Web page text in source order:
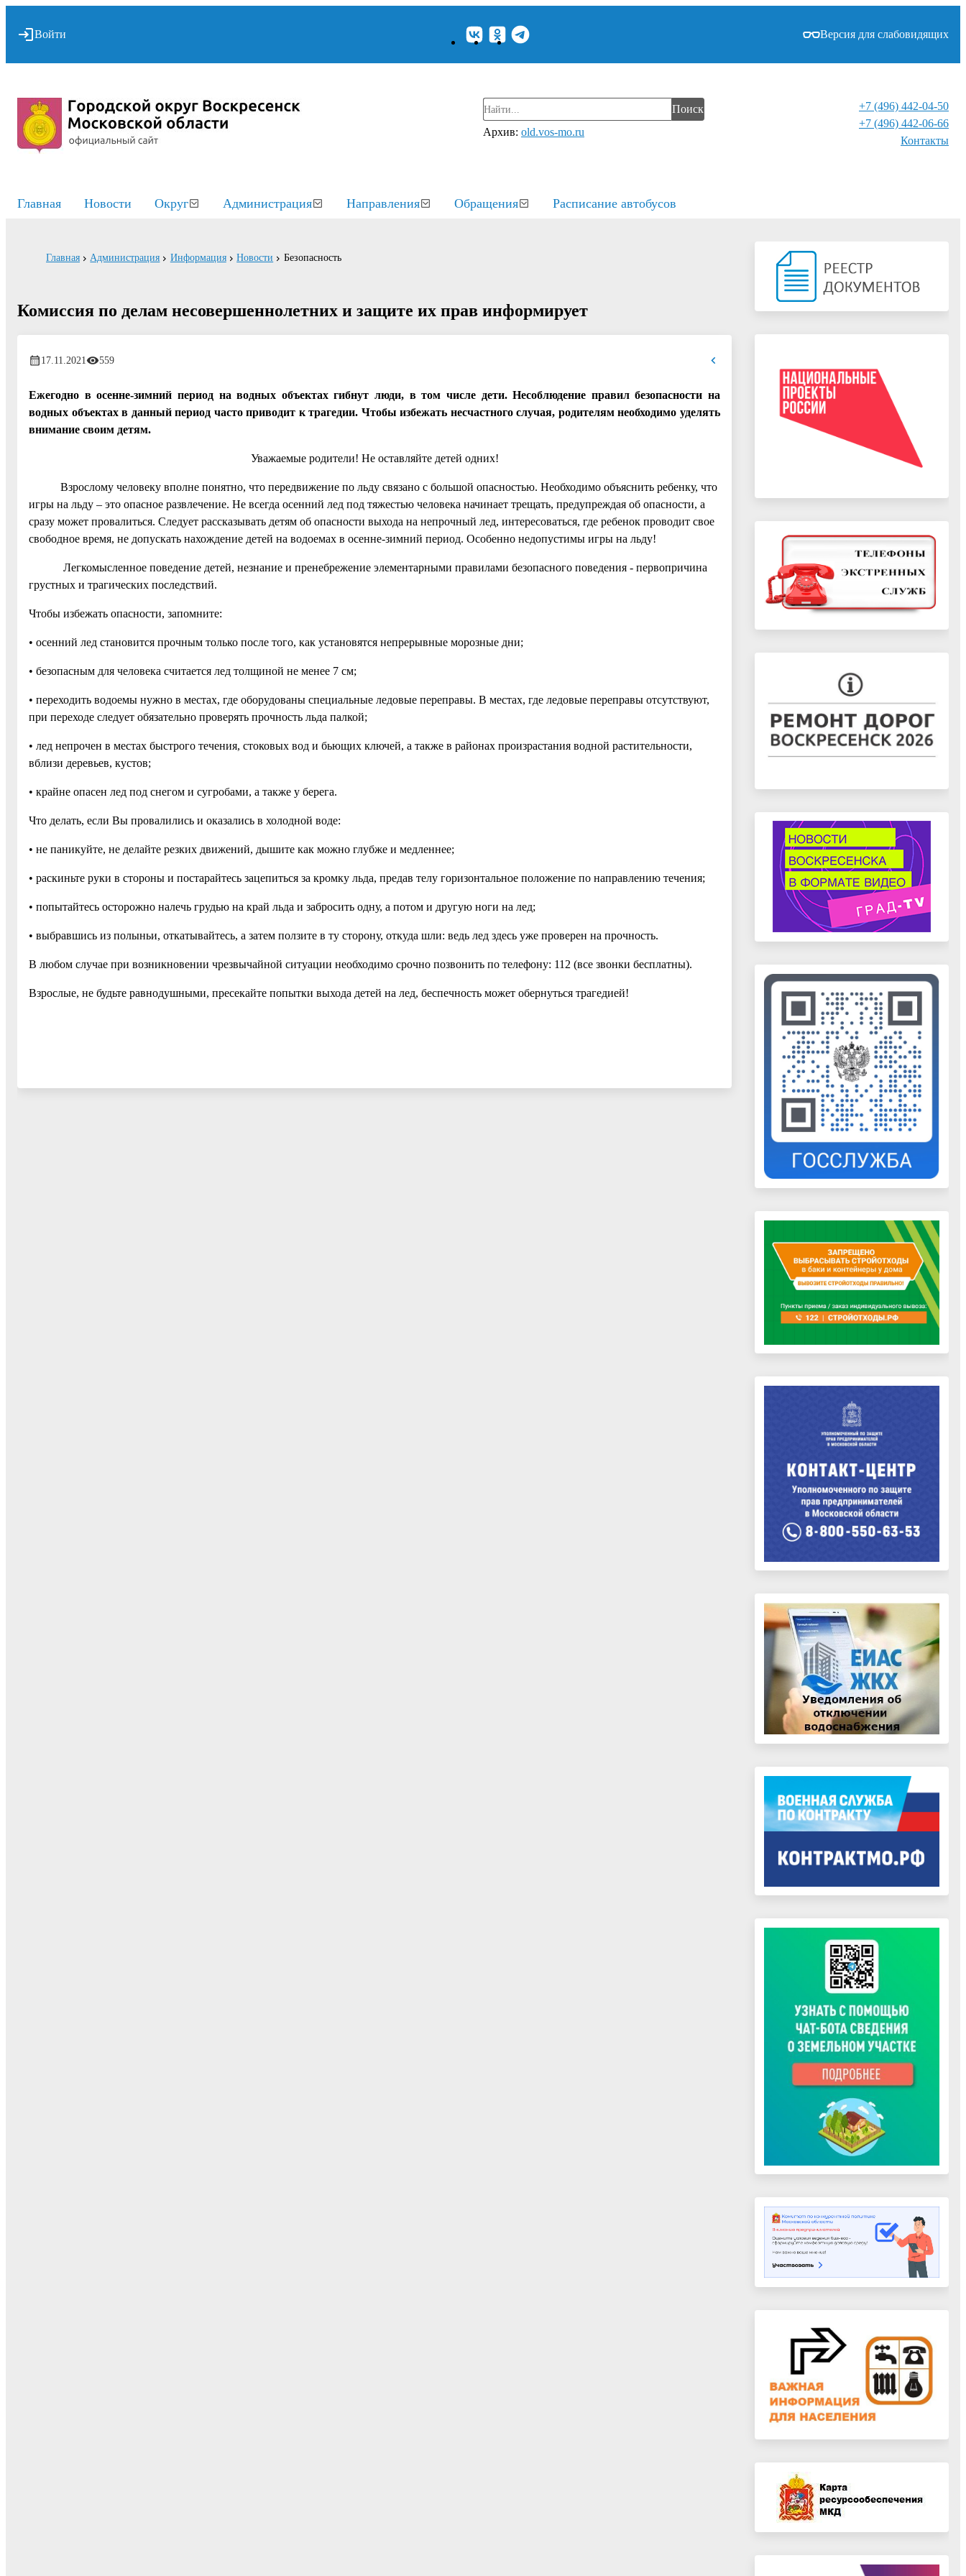
Войти Версия для слабовидящих
Поиск
Архив: old.vos-mo.ru
+7 (496) 442-04-50
+7 (496) 442-06-66
Контакты⁠
Главная Новости Округ Администрация Направления Обращения Расписание автобусов
Главная Администрация Информация Новости Безопасность
Комиссия по делам несовершеннолетних и защите их прав информирует
17.11.2021 559
Ежегодно в осенне-зимний период на водных объектах гибнут люди, в том числе дети. Несоблюдение правил безопасности на
водных объектах в данный период часто приводит к трагедии. Чтобы избежать несчастного случая, родителям необходимо уделять
внимание своим детям.
Уважаемые родители! Не оставляйте детей одних!
Взрослому человеку вполне понятно, что передвижение по льду связано с большой опасностью. Необходимо объяснить ребенку, что
игры на льду – это опасное развлечение. Не всегда осенний лед под тяжестью человека начинает трещать, предупреждая об опасности, а
сразу может провалиться. Следует рассказывать детям об опасности выхода на непрочный лед, интересоваться, где ребенок проводит свое
свободное время, не допускать нахождение детей на водоемах в осенне-зимний период. Особенно недопустимы игры на льду!
Легкомысленное поведение детей, незнание и пренебрежение элементарными правилами безопасного поведения - первопричина
грустных и трагических последствий.
Чтобы избежать опасности, запомните:
• осенний лед становится прочным только после того, как установятся непрерывные морозные дни;
• безопасным для человека считается лед толщиной не менее 7 см;
• переходить водоемы нужно в местах, где оборудованы специальные ледовые переправы. В местах, где ледовые переправы отсутствуют,
при переходе следует обязательно проверять прочность льда палкой;
• лед непрочен в местах быстрого течения, стоковых вод и бьющих ключей, а также в районах произрастания водной растительности,
вблизи деревьев, кустов;
• крайне опасен лед под снегом и сугробами, а также у берега.
Что делать, если Вы провалились и оказались в холодной воде:
• не паникуйте, не делайте резких движений, дышите как можно глубже и медленнее;
• раскиньте руки в стороны и постарайтесь зацепиться за кромку льда, предав телу горизонтальное положение по направлению течения;
• попытайтесь осторожно налечь грудью на край льда и забросить одну, а потом и другую ноги на лед;
• выбравшись из полыньи, откатывайтесь, а затем ползите в ту сторону, откуда шли: ведь лед здесь уже проверен на прочность.
В любом случае при возникновении чрезвычайной ситуации необходимо срочно позвонить по телефону: 112 (все звонки бесплатны).
Взрослые, не будьте равнодушными, пресекайте попытки выхода детей на лед, беспечность может обернуться трагедией!